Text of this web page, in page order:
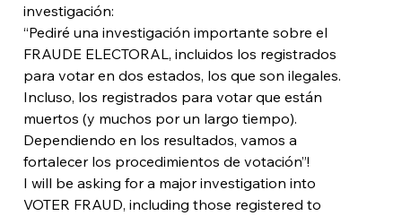
investigación:
“Pediré una investigación importante sobre el
FRAUDE ELECTORAL, incluidos los registrados
para votar en dos estados, los que son ilegales.
Incluso, los registrados para votar que están
muertos (y muchos por un largo tiempo).
Dependiendo en los resultados, vamos a
fortalecer los procedimientos de votación”!
I will be asking for a major investigation into
VOTER FRAUD, including those registered to